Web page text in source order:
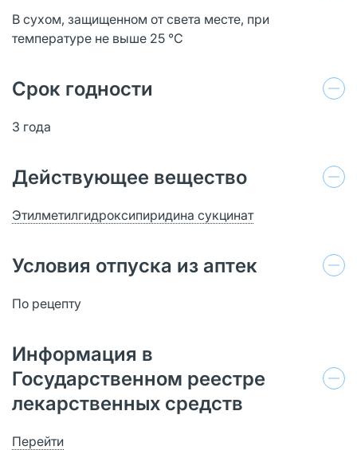
В сухом, защищенном от света месте, при
температуре не выше 25 °C
Срок годности
3 года
Действующее вещество
Этилметилгидроксипиридина сукцинат
Условия отпуска из аптек
По рецепту
Информация в
Государственном реестре
лекарственных средств
Перейти